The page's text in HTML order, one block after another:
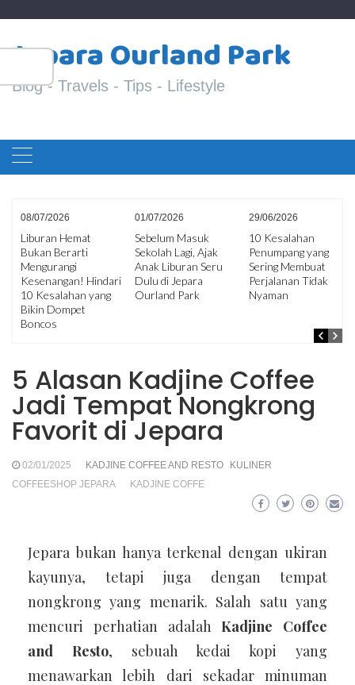
content
Jepara Ourland Park
Blog - Travels - Tips - Lifestyle
08/07/2026
Liburan Hemat
Bukan Berarti
Mengurangi
Kesenangan! Hindari
10 Kesalahan yang
Bikin Dompet
Boncos
01/07/2026
Sebelum Masuk
Sekolah Lagi, Ajak
Anak Liburan Seru
Dulu di Jepara
Ourland Park
29/06/2026
10 Kesalahan
Penumpang yang
Sering Membuat
Perjalanan Tidak
Nyaman
5 Alasan Kadjine Coffee
Jadi Tempat Nongkrong
Favorit di Jepara
02/01/2025 KADJINE COFFEE AND RESTO
KULINER
COFFEESHOP JEPARA
KADJINE COFFE
Jepara bukan hanya terkenal dengan ukiran
kayunya, tetapi juga dengan tempat
nongkrong yang menarik. Salah satu yang
mencuri perhatian adalahKadjine Coffee
and Resto, sebuah kedai kopi yang
menawarkan lebih dari sekadar minuman